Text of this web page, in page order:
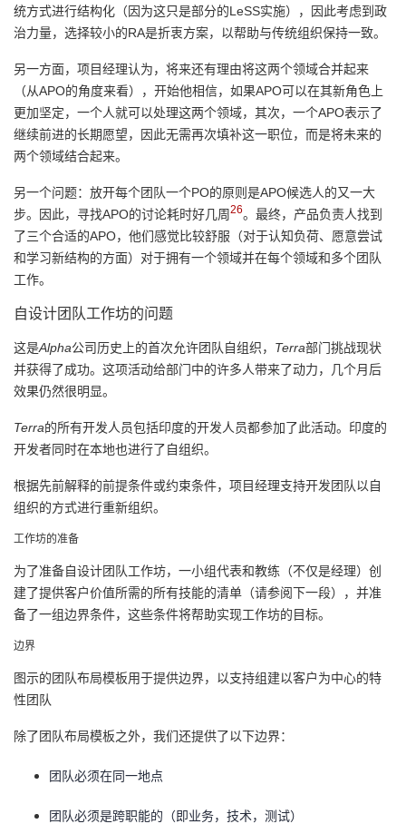
统方式进行结构化（因为这只是部分的LeSS实施），因此考虑到政
治力量，选择较小的RA是折衷方案，以帮助与传统组织保持一致。
另一方面，项目经理认为，将来还有理由将这两个领域合并起来
（从APO的角度来看），开始他相信，如果APO可以在其新角色上
更加坚定，一个人就可以处理这两个领域，其次，一个APO表示了
继续前进的长期愿望，因此无需再次填补这一职位，而是将未来的
两个领域结合起来。
另一个问题：放开每个团队一个PO的原则是APO候选人的又一大
步。因此，寻找APO的讨论耗时好几周26。最终，产品负责人找到
了三个合适的APO，他们感觉比较舒服（对于认知负荷、愿意尝试
和学习新结构的方面）对于拥有一个领域并在每个领域和多个团队
工作。
自设计团队工作坊的问题
这是Alpha公司历史上的首次允许团队自组织， Terra部门挑战现状
并获得了成功。这项活动给部门中的许多人带来了动力，几个月后
效果仍然很明显。
Terra的所有开发人员包括印度的开发人员都参加了此活动。印度的
开发者同时在本地也进行了自组织。
根据先前解释的前提条件或约束条件，项目经理支持开发团队以自
组织的方式进行重新组织。
工作坊的准备
为了准备自设计团队工作坊，一小组代表和教练（不仅是经理）创
建了提供客户价值所需的所有技能的清单（请参阅下一段），并准
备了一组边界条件，这些条件将帮助实现工作坊的目标。
边界
图示的团队布局模板用于提供边界，以支持组建以客户为中心的特
性团队
除了团队布局模板之外，我们还提供了以下边界：
团队必须在同一地点
团队必须是跨职能的（即业务，技术，测试）